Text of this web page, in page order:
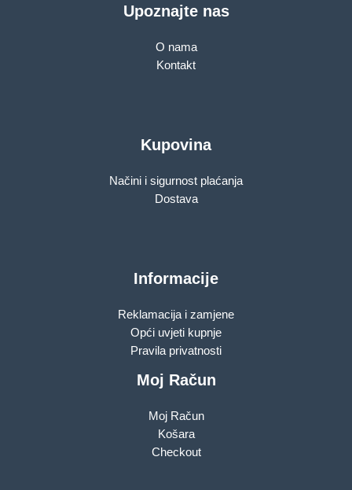
Upoznajte nas
O nama
Kontakt
Kupovina
Načini i sigurnost plaćanja
Dostava
Informacije
Reklamacija i zamjene
Opći uvjeti kupnje
Pravila privatnosti
Moj Račun
Moj Račun
Košara
Checkout